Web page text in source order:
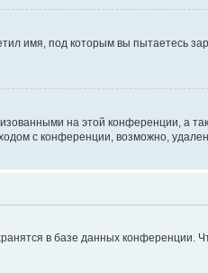
имя, под которым вы пытаетесь
на этой конференции, а
с конференции, возможно,
в базе данных конференции.